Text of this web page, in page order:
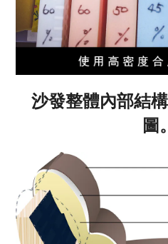
沙發整體內部結
圖。